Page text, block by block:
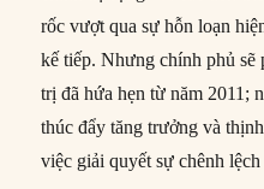
rốc vượt qua sự hỗn loạn
kế tiếp. Nhưng chính phủ sẽ
trị đã hứa hẹn từ năm 2011;
thúc đẩy tăng trưởng và
việc giải quyết sự chênh